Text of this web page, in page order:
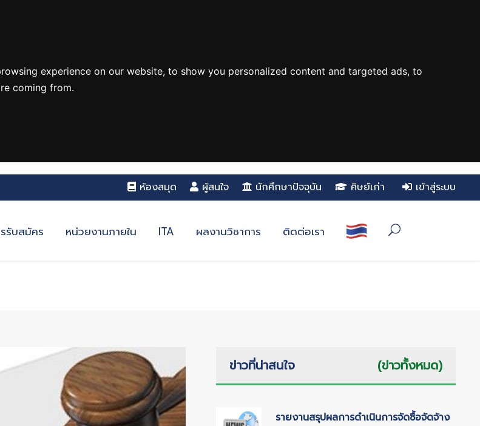
experience on our website, to show you personalized content and targeted ads, to
coming from.
ห้องสมุด ผู้สนใจ นักศึกษาปัจจุบัน ศิษย์เก่า เข้าสู่ระบบ
รับสมัคร หน่วยงานภายใน ITA ผลงานวิชาการ ติดต่อเรา
ข่าวที่น่าสนใจ (ข่าวทั้งหมด)
รายงานสรุปผลการดำเนินการจัดซื้อจัดจ้าง